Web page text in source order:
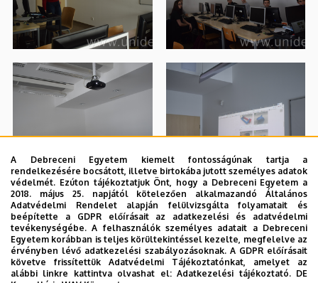
A Debreceni Egyetem kiemelt fontosságúnak tartja a
rendelkezésére bocsátott, illetve birtokába jutott személyes adatok
védelmét. Ezúton tájékoztatjuk Önt, hogy a Debreceni Egyetem a
2018. május 25. napjától kötelezően alkalmazandó Általános
Adatvédelmi Rendelet alapján felülvizsgálta folyamatait és
beépítette a GDPR előírásait az adatkezelési és adatvédelmi
tevékenységébe. A felhasználók személyes adatait a Debreceni
Egyetem korábban is teljes körültekintéssel kezelte, megfelelve az
érvényben lévő adatkezelési szabályozásoknak. A GDPR előírásait
követve frissítettük Adatvédelmi Tájékoztatónkat, amelyet az
alábbi linkre kattintva olvashat el:Adatkezelési tájékoztató. DE